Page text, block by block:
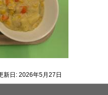
日: 2026年5月27日